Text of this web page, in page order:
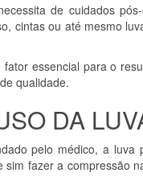
de cuidados
cintas ou até mesmo
essencial para o
qualidade.
DA
pelo médico, a
fazer a compressão